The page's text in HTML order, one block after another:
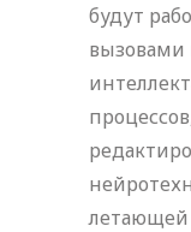
будут
вызовами